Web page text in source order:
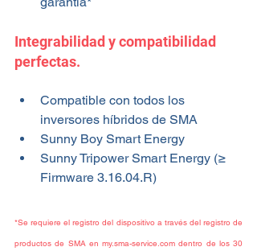
Integrabilidad y compatibilidad
perfectas.
Compatible con todos los
inversores híbridos de SMA
Sunny Boy Smart Energy
Sunny Tripower Smart Energy (≥
Firmware 3.16.04.R)
*Se requiere el registro del dispositivo a través del registro de
productos de SMA en my.sma-service.com dentro de los 30